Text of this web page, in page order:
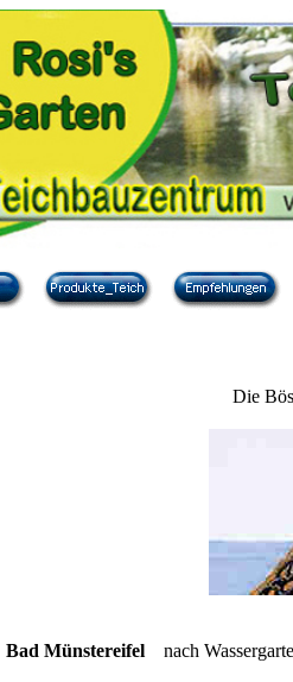
Die
Bad Münstereifel nach